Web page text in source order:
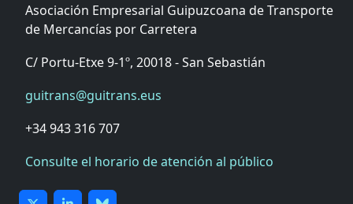
Asociación Empresarial Guipuzcoana de Transporte
de Mercancías por Carretera
C/ Portu-Etxe 9-1º, 20018 - San Sebastián
guitrans@guitrans.eus
+34 943 316 707
Consulte el horario de atención al público